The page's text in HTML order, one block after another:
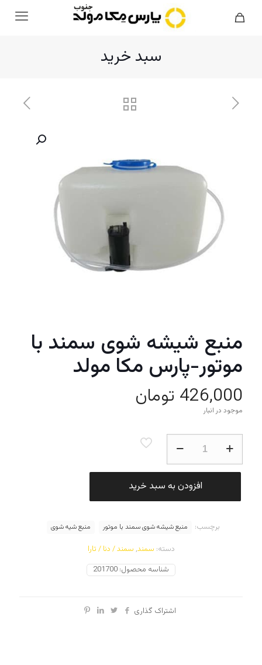
سبد خرید
منبع شیشه شوی سمند با
موتور-پارس مکا مولد
426,000 تومان
موجود در انبار
شیشه
شوی
سمند
افزودن به سبد خرید
شناسه محصول: 201700
دسته: سمند, سمند / دنا / تارا
برچسب: منبع شیشه شوی سمند با موتور منبع شیه شوی
اشتراک گذاری